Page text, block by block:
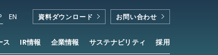
ス IR情報 企業情報 サステナビリティ 採用
EN 資料ダウンロード お問い合わせ